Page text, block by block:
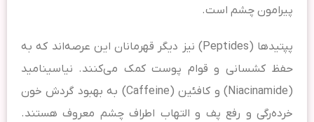
پیرامون چشم است.
پپتیدها (Peptides) نیز دیگر قهرمانان این عرصه‌اند که به
حفظ کشسانی و قوام پوست کمک می‌کنند. نیاسینامید
(Niacinamide) و کافئین (Caffeine) به بهبود گردش خون
خرده‌رگی و رفع پف و التهاب اطراف چشم معروف هستند.